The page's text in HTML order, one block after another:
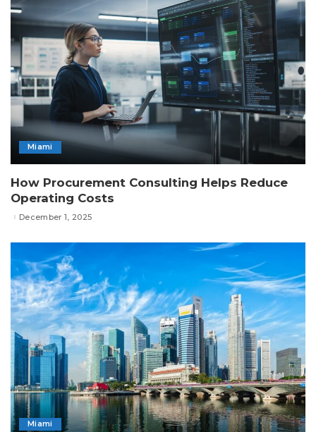
Miami
How Procurement Consulting Helps Reduce
Operating Costs
December 1, 2025
Miami